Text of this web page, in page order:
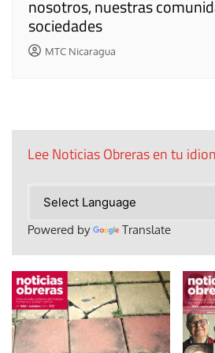
nosotros, nuestras
sociedades
MTC Nicaragua
Lee Noticias Obreras en tu
Powered by Translate